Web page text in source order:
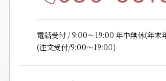
電話受付 / 9:00〜19:00 年中無休(年末
(注文受付/9:00～19:00)